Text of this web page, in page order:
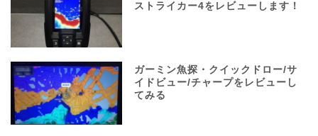
ストライカー4をレビューします！
ガーミン魚探・クイックドロー/サ
イドビュー/チャープをレビューし
てみる